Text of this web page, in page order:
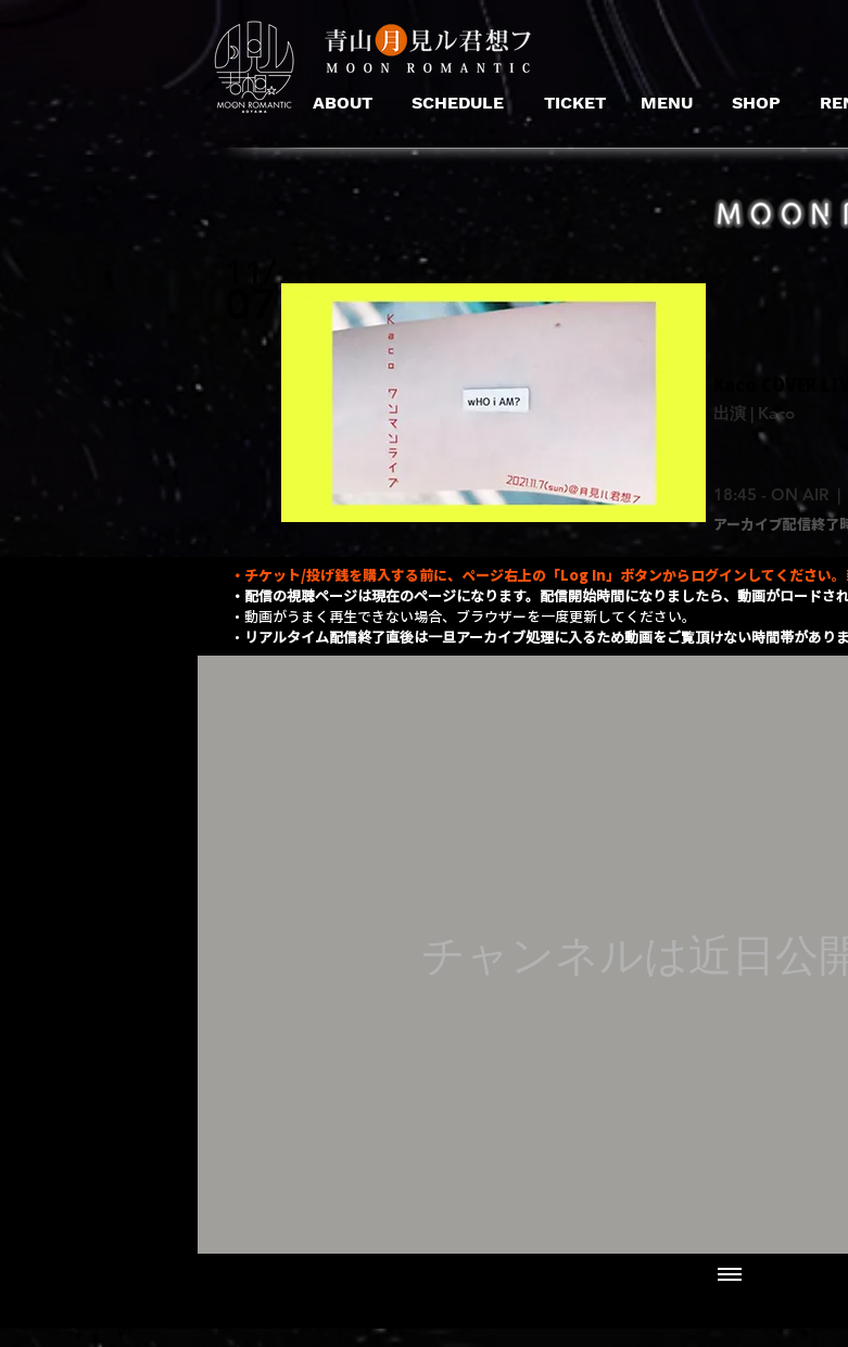
ABOUT SCHEDULE TICKET MENU SHOP
11/
Kaco COVER
出演 | Kaco
18:45 - ON AIR |
アーカイブ配信終了
・チケット/投げ銭を購入する前に、ページ右上の「Log In」ボタンからログインしてください。
・配信の視聴ページは現在のページになります。配信開始時間になりましたら、動画がロードされ
​・動画がうまく再生できない場合、ブラウザーを一度更新してください。
・ リアルタイム配信終了直後は一旦アーカイブ処理に入るため動画をご覧頂けない時間帯がありま